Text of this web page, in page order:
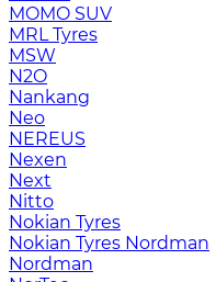
MOMO SUV
MRL Tyres
MSW
N2O
Nankang
Neo
NEREUS
Nexen
Next
Nitto
Nokian Tyres
Nokian Tyres Nordman
Nordman